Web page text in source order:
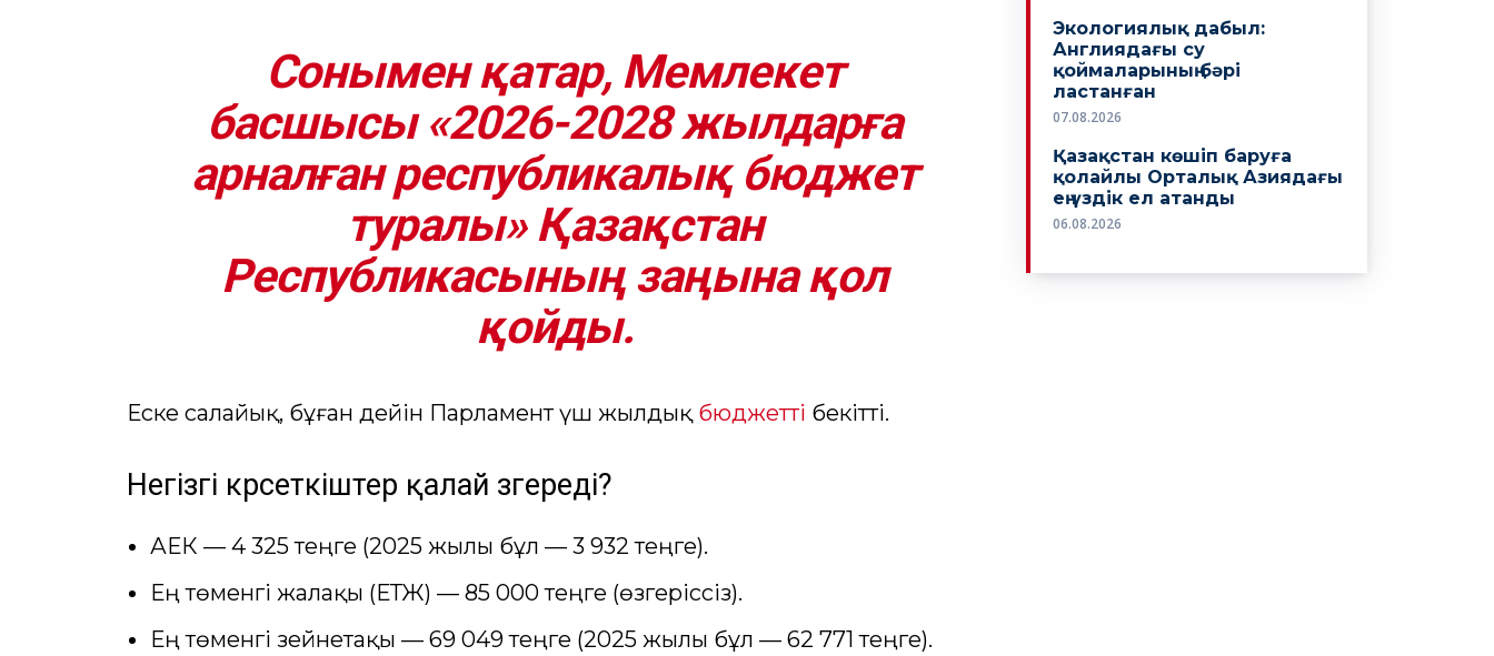
Сонымен қатар, Мемлекет
басшысы «2026-2028 жылдарға
арналған республикалық бюджет
туралы» Қазақстан
Республикасының заңына қол
қойды.
Еске салайық, бұған дейін Парламент үш жылдық бюджетті бекітті.
Негізгі көрсеткіштер қалай өзгереді?
АЕК — 4 325 теңге (2025 жылы бұл — 3 932 теңге).
Ең төменгі жалақы (ЕТЖ) — 85 000 теңге (өзгеріссіз).
Ең төменгі зейнетақы — 69 049 теңге (2025 жылы бұл — 62 771 теңге).
Экологиялық дабыл:
Англиядағы су
қоймаларының бәрі
ластанған
07.08.2026
Қазақстан көшіп баруға
қолайлы Орталық Азиядағы
ең үздік ел атанды
06.08.2026